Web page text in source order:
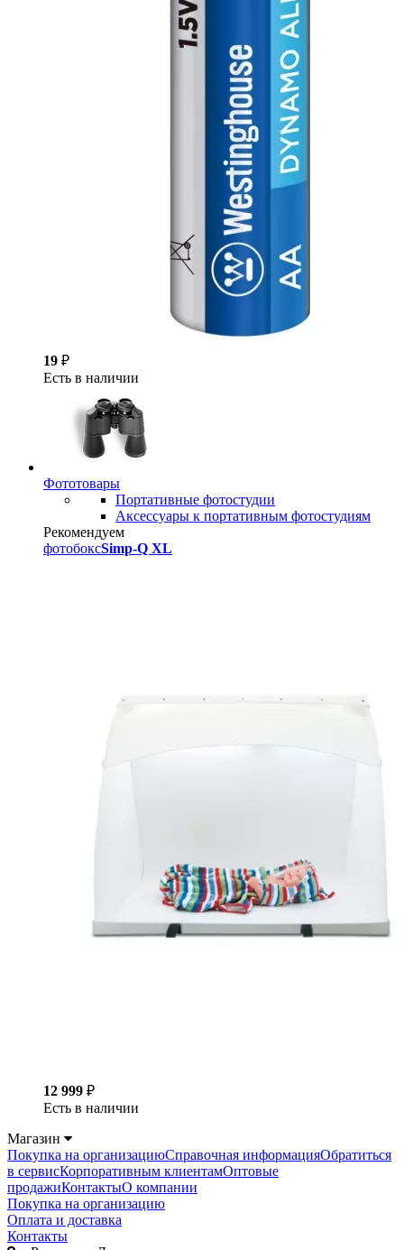
19 ₽
Есть в наличии
Фототовары
Портативные фотостудии
Аксессуары к портативным фотостудиям
Рекомендуем
фотобоксSimp-Q XL
12 999 ₽
Есть в наличии
Магазин
Покупка на организациюСправочная информацияОбратиться
в сервисКорпоративным клиентамОптовые
продажиКонтактыО компании
Покупка на организацию
Оплата и доставка
Контакты